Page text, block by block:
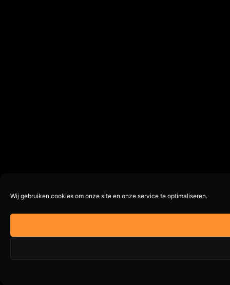
Wij gebruiken cookies om onze site en onze service te optimaliseren.